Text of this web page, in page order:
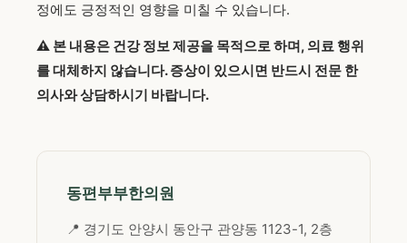
정에도 긍정적인 영향을 미칠 수 있습니다.
⚠️ 본 내용은 건강 정보 제공을 목적으로 하며, 의료 행위
를 대체하지 않습니다. 증상이 있으시면 반드시 전문 한
의사와 상담하시기 바랍니다.
동편부부한의원
📍 경기도 안양시 동안구 관양동 1123-1, 2층